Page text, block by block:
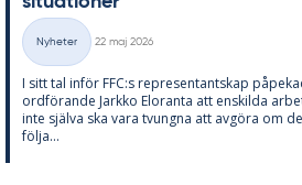
Kategorier
Nyheter
22 maj 2026
I sitt tal in­för FFC:s re­pre­sen­tant­skap
ord­fö­ran­de Jark­ko Elo­ran­ta att en­skil­da
inte själva ska vara tvung­na att av­gö­ra om
följa...